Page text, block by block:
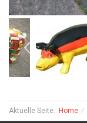
Aktuelle Seite: Home